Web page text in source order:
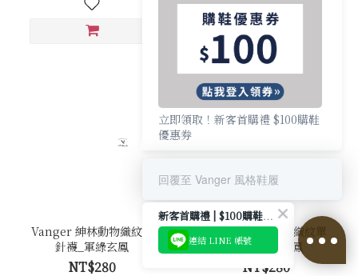
Vanger 紳林動物織紋單
針襪_軍綠玄鳳
NT$280
Vanger 紳林動物織紋單
針襪_薑黃玄鳳
NT$280
立即領取！新客首購禮 $100購鞋
優惠券
回覆至 Vanger 風格鞋履
新客首購禮 | $100購鞋優惠券
連結 LINE 帳號